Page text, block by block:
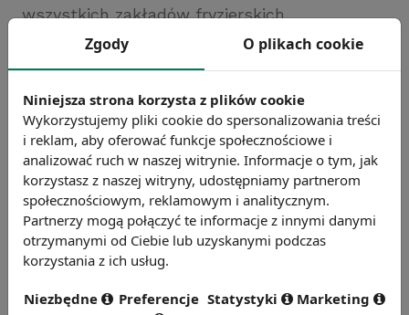
wszystkich zakładów fryzjerskich,
kosmetycznych, salonów tatuażu etc. Ponad
handlowych (54%) oraz ograniczenie liczby
klientów przebywających w jednym czasie na
terenie sklepu, na targu i poczcie (51,3%).
Blisko połowa firm wskazała na ograniczenie
działalności hoteli i innych miejsc
noclegowych (46,1%) oraz zamknięcie w
weekendy wielkopowierzchniowych sklepów
Zgody O plikach cookie
Niniejsza strona korzysta z plików cookie
Wykorzystujemy pliki cookie do spersonalizowania treści
i reklam, aby oferować funkcje społecznościowe i
analizować ruch w naszej witrynie. Informacje o tym, jak
korzystasz z naszej witryny, udostępniamy partnerom
społecznościowym, reklamowym i analitycznym.
Partnerzy mogą połączyć te informacje z innymi danymi
otrzymanymi od Ciebie lub uzyskanymi podczas
korzystania z ich usług.
Niezbędne Preferencje Statystyki Marketing